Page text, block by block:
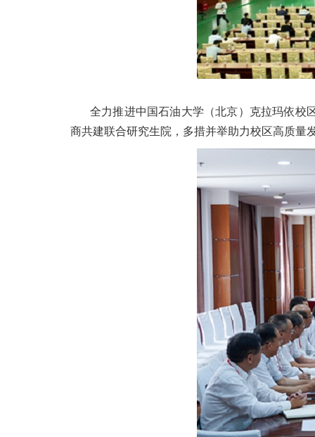
全力推进中国石油大学（北京）克拉玛依校
商共建联合研究生院，多措并举助力校区高质量